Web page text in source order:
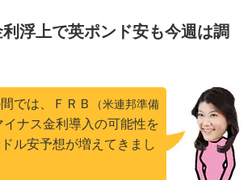
浮上で英ポンド安も今週は調
では、ＦＲＢ
（米連邦準備
イナス金利導入の可能性を
ル安予想が増えてきまし